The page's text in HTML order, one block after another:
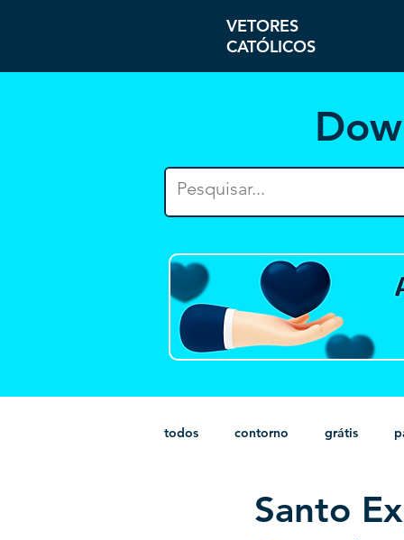
VETORES
CATÓLICOS
todos contorno grátis
monocromático vetor
Santo